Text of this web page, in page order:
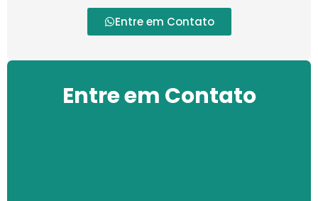
Entre em Contato
Entre em Contato